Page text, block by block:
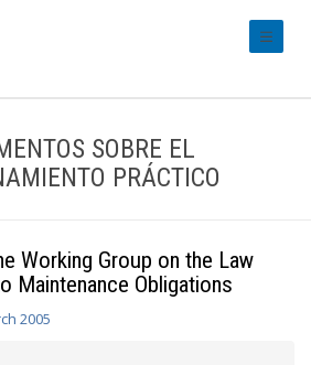
SOBRE EL
PRÁCTICO
Working Group on the Law
Maintenance Obligations
2005